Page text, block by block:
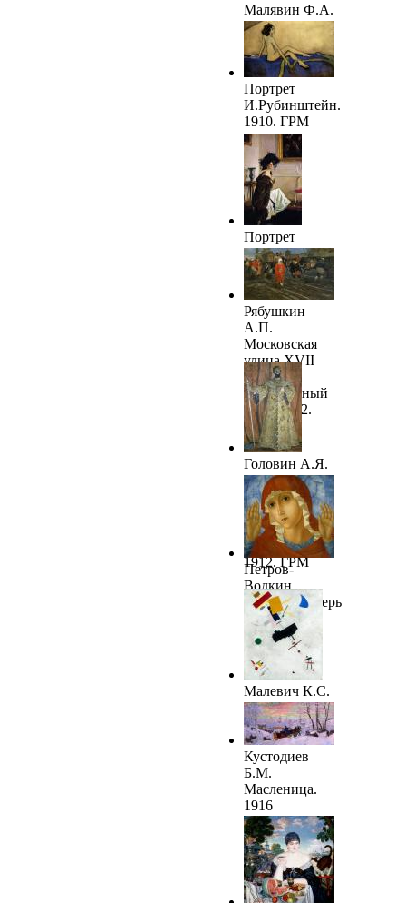
Малявин Ф.А.
Бабы. 1905.
ГРМ
Портрет
И.Рубинштейн.
1910. ГРМ
Портрет
О.К.Орловой.
1911. ГРМ
Рябушкин
А.П.
Московская
улица XVII
века в
праздничный
день. 1912.
ГРМ
Головин А.Я.
Портрет
Федора
Шаляпина в
роли Бориса
Годунова.
1912. ГРМ
Петров-
Водкин
К.С.Богоматерь
Умиление
злых сердец.
1914. ГРМ
Малевич К.С.
Супрематизм.
1915. ГРМ
Кустодиев
Б.М.
Масленица.
1916